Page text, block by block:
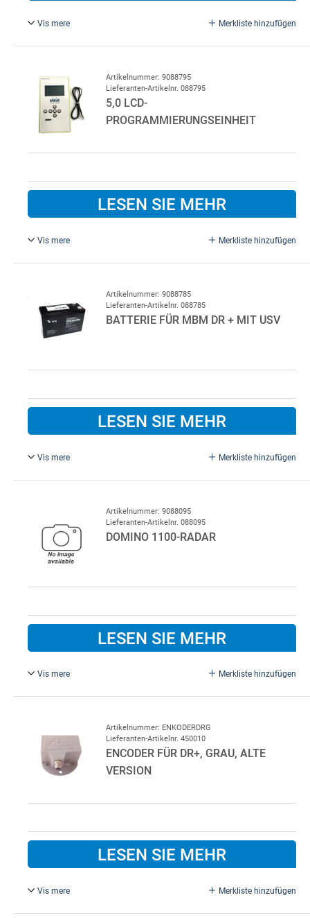
Vis mere Merkliste hinzufügen
Artikelnummer: 9088795
Lieferanten-Artikelnr. 088795
5,0 LCD-
PROGRAMMIERUNGSEINHEIT
LESEN SIE MEHR
Vis mere Merkliste hinzufügen
Artikelnummer: 9088785
Lieferanten-Artikelnr. 088785
BATTERIE FÜR MBM DR + MIT USV
LESEN SIE MEHR
Vis mere Merkliste hinzufügen
Artikelnummer: 9088095
Lieferanten-Artikelnr. 088095
DOMINO 1100-RADAR
LESEN SIE MEHR
Vis mere Merkliste hinzufügen
Montagehöhe 3 - 7 m. 2 Relais
Artikelnummer: ENKODERDRG
Lieferanten-Artikelnr. 450010
ENCODER FÜR DR+, GRAU, ALTE
VERSION
LESEN SIE MEHR
Vis mere Merkliste hinzufügen
Encoder für DR+, grau, alte Version. Inkrementaler